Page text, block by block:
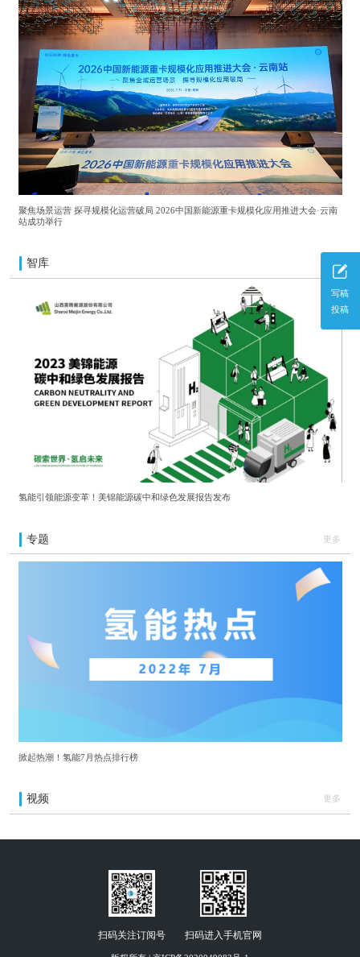
写稿
投稿
力推进氢能示范项目开展。
聚焦场景运营 探寻规模化运营破局 2026中国新能源重卡规模化应用推进大会·云南
站成功举行
智库 更多
氢能引领能源变革！美锦能源碳中和绿色发展报告发布
专题 更多
掀起热潮！氢能7月热点排行榜
视频 更多
扫码关注订阅号 扫码进入手机官网